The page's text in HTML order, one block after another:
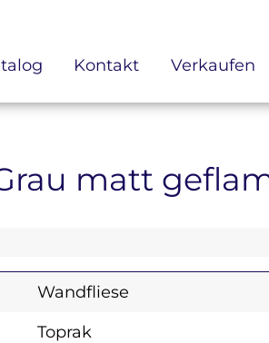
Kontakt Verkaufen
Grau matt
Wandfliese
Toprak